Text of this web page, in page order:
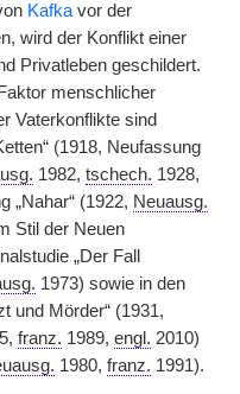
Kafka vor der
wird der Konflikt einer
Privatleben geschildert.
menschlicher
Vaterkonflikte sind
(1918, Neufassung
1982, tschech. 1928,
„Nahar“ (1922, Neuausg.
Stil der Neuen
„Der Fall
1973) sowie in den
und Mörder“ (1931,
franz. 1989, engl. 2010)
1980, franz. 1991).